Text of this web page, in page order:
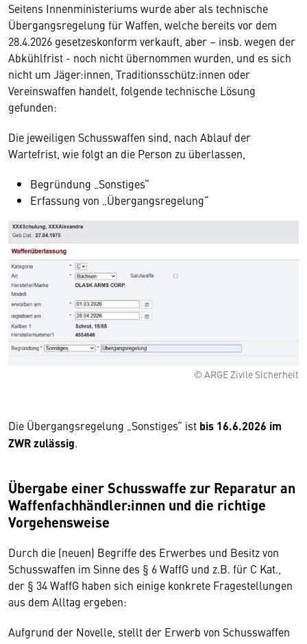
Seitens Innenministeriums wurde aber als technische
Übergangsregelung für Waffen, welche bereits vor dem
28.4.2026 gesetzeskonform verkauft, aber – insb. wegen der
Abkühlfrist - noch nicht übernommen wurden, und es sich
nicht um Jäger:innen, Traditionsschütz:innen oder
Vereinswaffen handelt, folgende technische Lösung
gefunden:
Die jeweiligen Schusswaffen sind, nach Ablauf der
Wartefrist, wie folgt an die Person zu überlassen,
Begründung „Sonstiges“
Erfassung von „Übergangsregelung“
© ARGE Zivile Sicherheit
Die Übergangsregelung „Sonstiges“ ist bis 16.6.2026 im
ZWR zulässig.
Übergabe einer Schusswaffe zur Reparatur an
Waffenfachhändler:innen und die richtige
Vorgehensweise
Durch die (neuen) Begriffe des Erwerbes und Besitz von
Schusswaffen im Sinne des § 6 WaffG und z.B. für C Kat.,
der § 34 WaffG haben sich einige konkrete Fragestellungen
aus dem Alltag ergeben:
Aufgrund der Novelle, stellt der Erwerb von Schusswaffen